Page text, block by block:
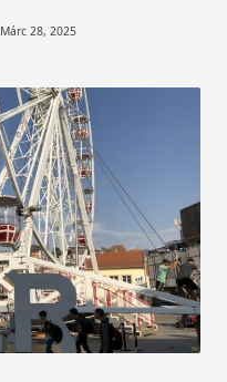
Márc 28, 2025